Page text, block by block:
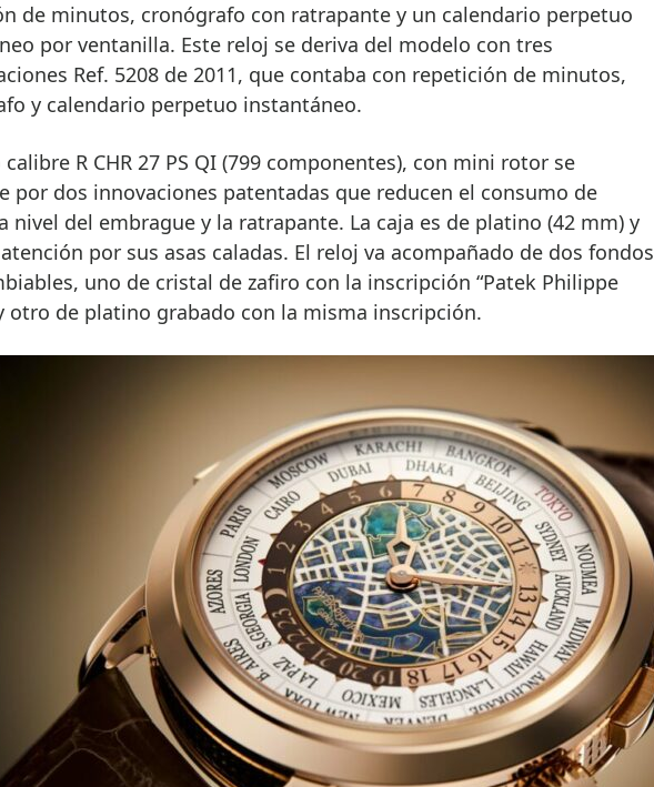
de minutos, cronógrafo con ratrapante y un calendario perpetuo
por ventanilla. Este reloj se deriva del modelo con tres
Ref. 5208 de 2011, que contaba con repetición de minutos,
y calendario perpetuo instantáneo.
calibre R CHR 27 PS QI (799 componentes), con mini rotor se
por dos innovaciones patentadas que reducen el consumo de
nivel del embrague y la ratrapante. La caja es de platino (42 mm) y
por sus asas caladas. El reloj va acompañado de dos fondos
uno de cristal de zafiro con la inscripción “Patek Philippe
otro de platino grabado con la misma inscripción.